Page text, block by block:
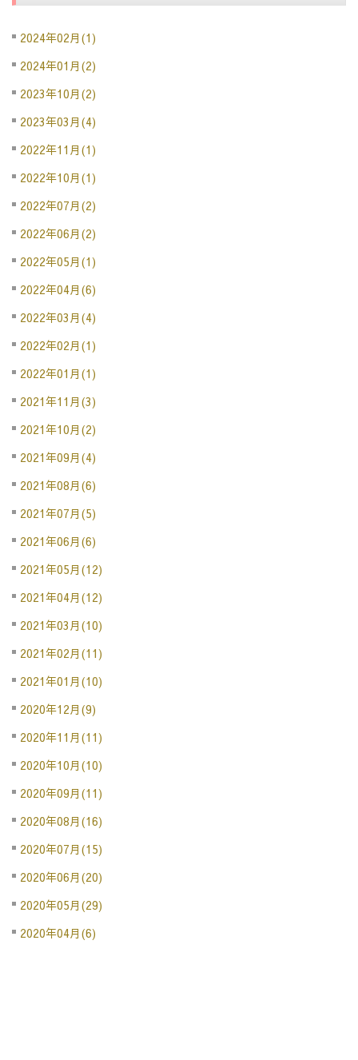
2024年02月(1)
2024年01月(2)
2023年10月(2)
2023年03月(4)
2022年11月(1)
2022年10月(1)
2022年07月(2)
2022年06月(2)
2022年05月(1)
2022年04月(6)
2022年03月(4)
2022年02月(1)
2022年01月(1)
2021年11月(3)
2021年10月(2)
2021年09月(4)
2021年08月(6)
2021年07月(5)
2021年06月(6)
2021年05月(12)
2021年04月(12)
2021年03月(10)
2021年02月(11)
2021年01月(10)
2020年12月(9)
2020年11月(11)
2020年10月(10)
2020年09月(11)
2020年08月(16)
2020年07月(15)
2020年06月(20)
2020年05月(29)
2020年04月(6)